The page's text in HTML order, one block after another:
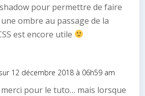
pour permettre de faire
ombre au passage de la
est encore utile
sur 12 décembre 2018 à 06h59 am
pour le tuto… mais lorsque